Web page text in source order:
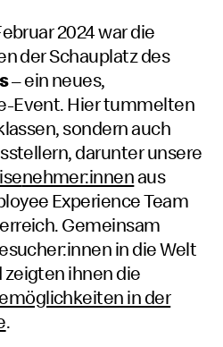
2024 war die
der Schauplatz des
– ein neues,
Event. Hier tummelten
sondern auch
darunter unsere
nehmer:innenaus
Experience Team
Gemeinsam
in die Welt
zeigten ihnen die
in der
.